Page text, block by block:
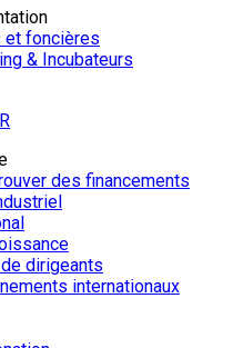
foncières
& Incubateurs
des financements
dirigeants
internationaux